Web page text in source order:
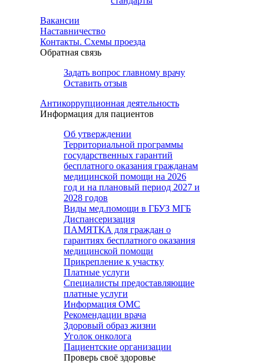
Вакансии
Наставничество
Контакты. Схемы проезда
Обратная связь
Задать вопрос главному врачу
Оставить отзыв
Антикоррупционная деятельность
Информация для пациентов
Об утверждении
Территориальной программы
государственных гарантий
бесплатного оказания гражданам
медицинской помощи на 2026
год и на плановый период 2027 и
2028 годов
Виды мед.помощи в ГБУЗ МГБ
Диспансеризация
ПАМЯТКА для граждан о
гарантиях бесплатного оказания
медицинской помощи
Прикрепление к участку
Платные услуги
Специалисты предоставляющие
платные услуги
Информация ОМС
Рекомендации врача
Здоровый образ жизни
Уголок онколога
Пациентские организации
Проверь своё здоровье